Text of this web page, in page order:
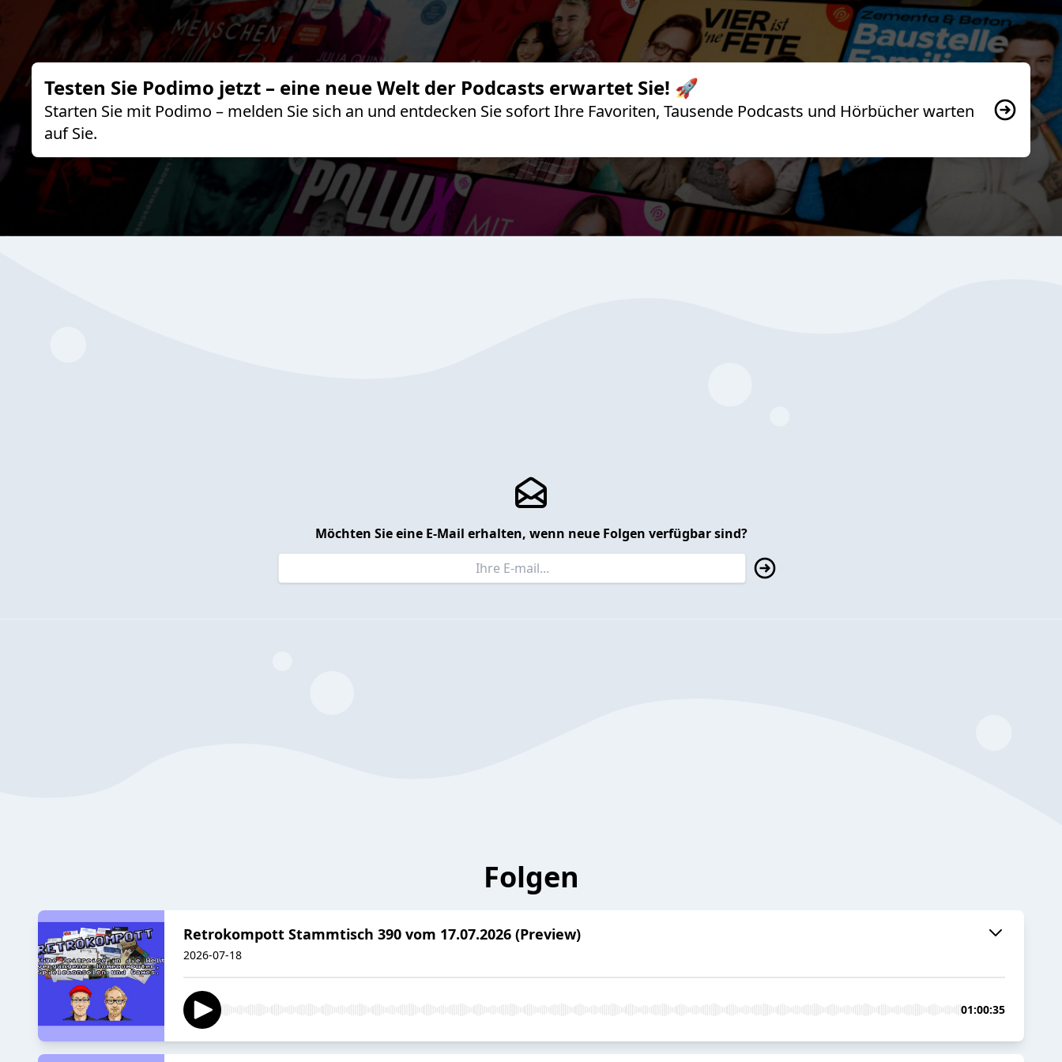
Testen Sie Podimo jetzt – eine neue Welt der Podcasts erwartet Sie! 🚀
Starten Sie mit Podimo – melden Sie sich an und entdecken Sie sofort Ihre Favoriten, Tausende Podcasts und Hörbücher warten
auf Sie.
Möchten Sie eine E-Mail erhalten, wenn neue Folgen verfügbar sind?
Folgen
Retrokompott Stammtisch 390 vom 17.07.2026 (Preview)
2026-07-18
01:00:35